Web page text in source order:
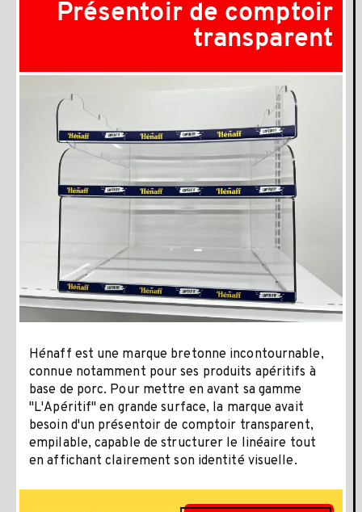
Présentoir de comptoir
transparent
Hénaff est une marque bretonne incontournable,
connue notamment pour ses produits apéritifs à
base de porc. Pour mettre en avant sa gamme
"L'Apéritif" en grande surface, la marque avait
besoin d'un présentoir de comptoir transparent,
empilable, capable de structurer le linéaire tout
en affichant clairement son identité visuelle.